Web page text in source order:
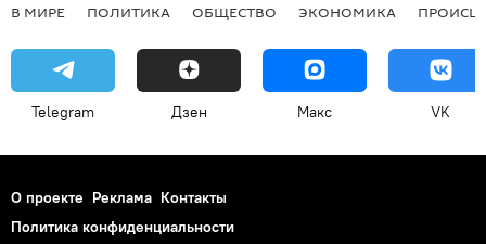
В МИРЕ ПОЛИТИКА ОБЩЕСТВО ЭКОНОМИКА
Telegram Дзен Макс VK
О проекте Реклама Контакты
Политика конфиденциальности